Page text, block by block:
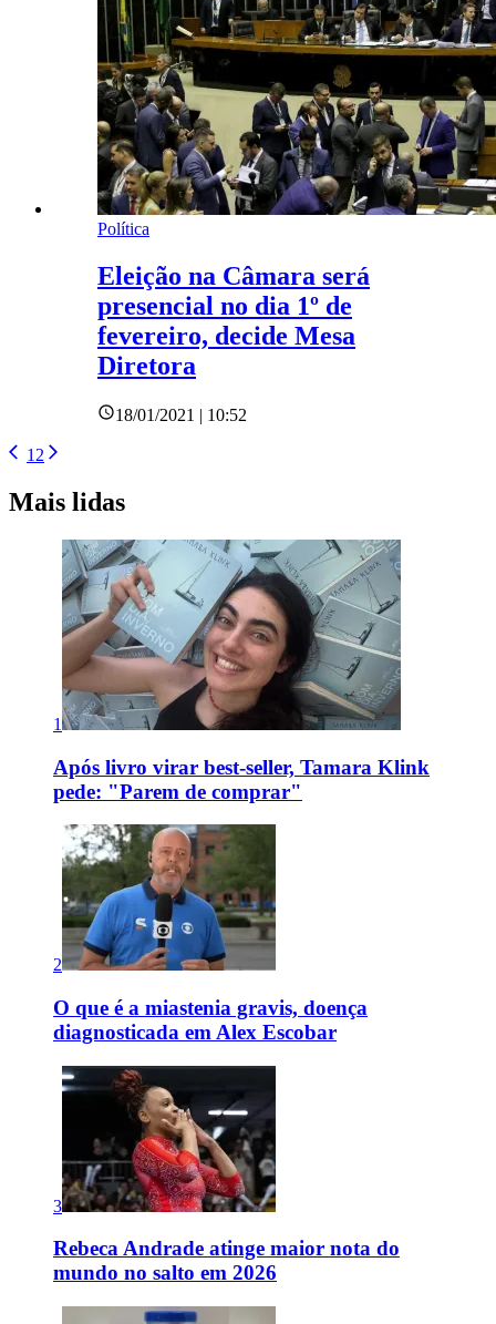
Política
Eleição na Câmara será
presencial no dia 1º de
fevereiro, decide Mesa
Diretora
18/01/2021 | 10:52
1 2
Mais lidas
1
Após livro virar best-seller, Tamara Klink
pede: "Parem de comprar"
2
O que é a miastenia gravis, doença
diagnosticada em Alex Escobar
3
Rebeca Andrade atinge maior nota do
mundo no salto em 2026